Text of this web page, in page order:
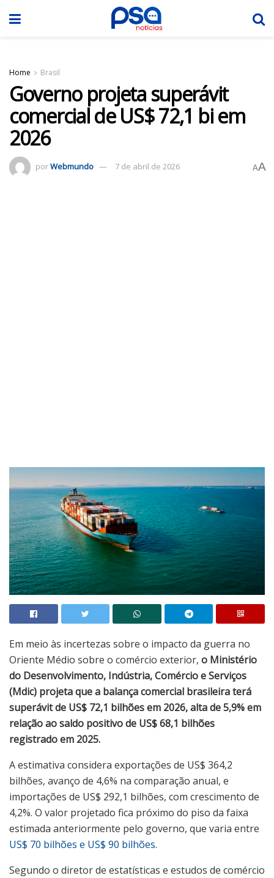
Home Brasil
Governo projeta superávit
comercial de US$ 72,1 bi em
2026
porWebmundo 7 de abril de 2026 AA
Em meio às incertezas sobre o impacto da guerra no
Oriente Médio sobre o comércio exterior, o Ministério
do Desenvolvimento, Indústria, Comércio e Serviços
(Mdic) projeta que a balança comercial brasileira terá
superávit de US$ 72,1 bilhões em 2026, alta de 5,9% em
relação ao saldo positivo de US$ 68,1 bilhões
registrado em 2025.
A estimativa considera exportações de US$ 364,2
bilhões, avanço de 4,6% na comparação anual, e
importações de US$ 292,1 bilhões, com crescimento de
4,2%. O valor projetado fica próximo do piso da faixa
estimada anteriormente pelo governo, que varia entre
US$ 70 bilhões e US$ 90 bilhões.
Segundo o diretor de estatísticas e estudos de comércio